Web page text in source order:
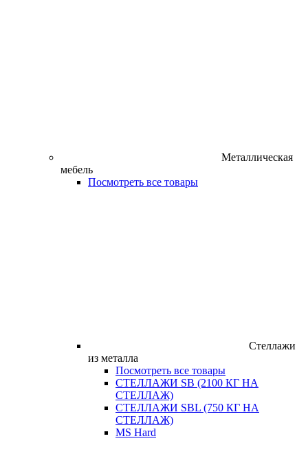
Металлическая
мебель
Посмотреть все товары
Стеллажи
из металла
Посмотреть все товары
СТЕЛЛАЖИ SB (2100 КГ НА
СТЕЛЛАЖ)
СТЕЛЛАЖИ SBL (750 КГ НА
СТЕЛЛАЖ)
MS Hard